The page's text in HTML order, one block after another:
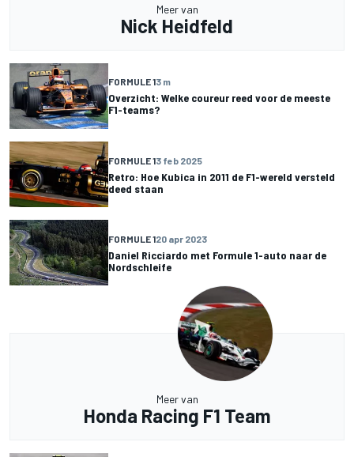
Meer van
Nick Heidfeld
FORMULE 13 m
Overzicht: Welke coureur reed voor de meeste
F1-teams?
FORMULE 13 feb 2025
Retro: Hoe Kubica in 2011 de F1-wereld versteld
deed staan
FORMULE 120 apr 2023
Daniel Ricciardo met Formule 1-auto naar de
Nordschleife
Meer van
Honda Racing F1 Team